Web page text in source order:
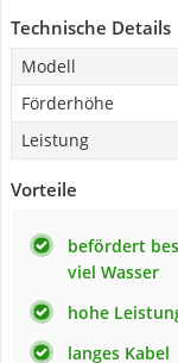
Technische Details
Modell
Förderhöhe
Leistung
Vorteile
befördert
viel Wasser
hohe
langes Kabel